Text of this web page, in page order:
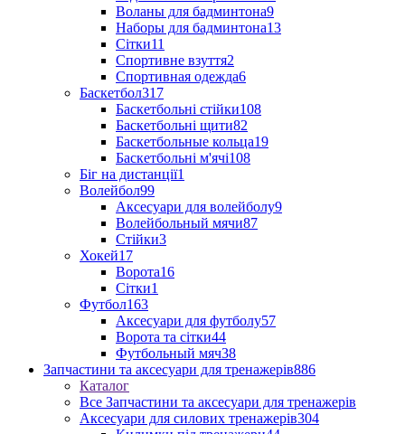
Воланы для бадминтона9
Наборы для бадминтона13
Сітки11
Спортивне взуття2
Спортивная одежда6
Баскетбол317
Баскетбольні стійки108
Баскетбольні щити82
Баскетбольные кольца19
Баскетбольні м'ячі108
Біг на дистанції1
Волейбол99
Аксесуари для волейболу9
Волейбольный мячи87
Стійки3
Хокей17
Ворота16
Сітки1
Футбол163
Аксесуари для футболу57
Ворота та сітки44
Футбольный мяч38
Запчастини та аксесуари для тренажерів886
Каталог
Все Запчастини та аксесуари для тренажерів
Аксесуари для силових тренажерів304